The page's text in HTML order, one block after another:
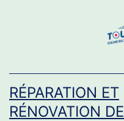
RÉPARATION ET
RÉNOVATION DE